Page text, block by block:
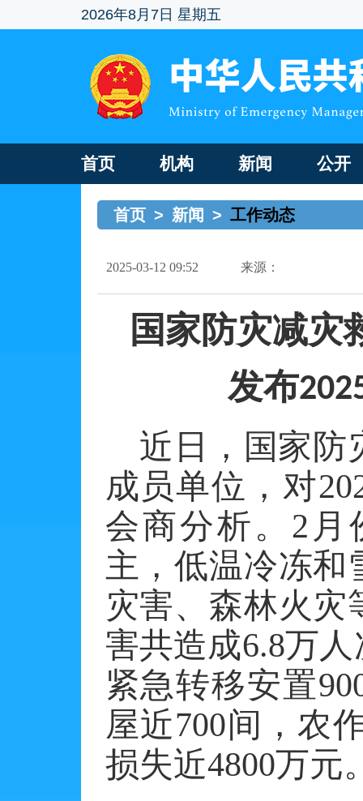
2026年8月7日 星期五
首页 机构 新闻 公开
首页 > 新闻 > 工作动态
2025-03-12 09:52 来源：
国家防灾减灾
发布
近日，国家防
成员单位，对
会商分析。 2 月
主，低温冷冻和
灾害、森林火灾
害共造成6.8万人
紧急转移安置
屋近700间，农
损失近4800万元